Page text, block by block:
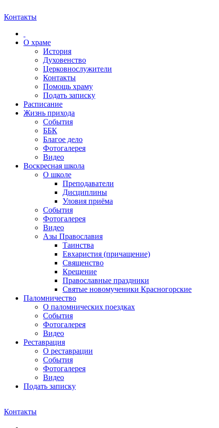
Контакты
О храме
История
Духовенство
Церковнослужители
Контакты
Помощь храму
Подать записку
Расписание
Жизнь прихода
События
ББК
Благое дело
Фотогалерея
Видео
Воскресная школа
О школе
Преподаватели
Дисциплины
Уловия приёма
События
Фотогалерея
Видео
Азы Православия
Таинства
Евхаристия (причащение)
Священство
Крещение
Православные праздники
Святые новомученики Красногорские
Паломничество
О паломнических поездках
События
Фотогалерея
Видео
Реставрация
О реставрации
События
Фотогалерея
Видео
Подать записку
Контакты